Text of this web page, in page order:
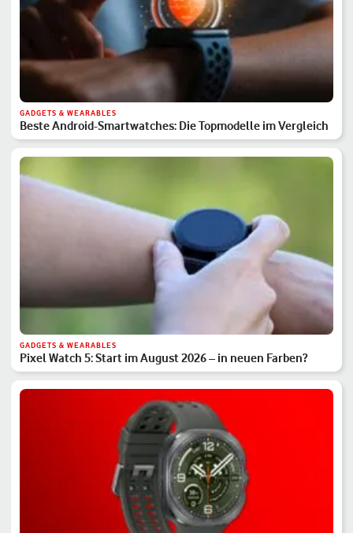
GADGETS & WEARABLES
Beste Android-Smartwatches: Die Topmodelle im Vergleich
GADGETS & WEARABLES
Pixel Watch 5: Start im August 2026 – in neuen Farben?